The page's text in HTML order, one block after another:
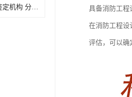
南平宁德市房屋鉴定机构 分析准确度高 可及时反馈数据结果 具备消防工程
在消防工程设
评估，可以确